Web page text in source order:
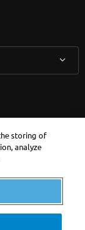
storing of
analyze